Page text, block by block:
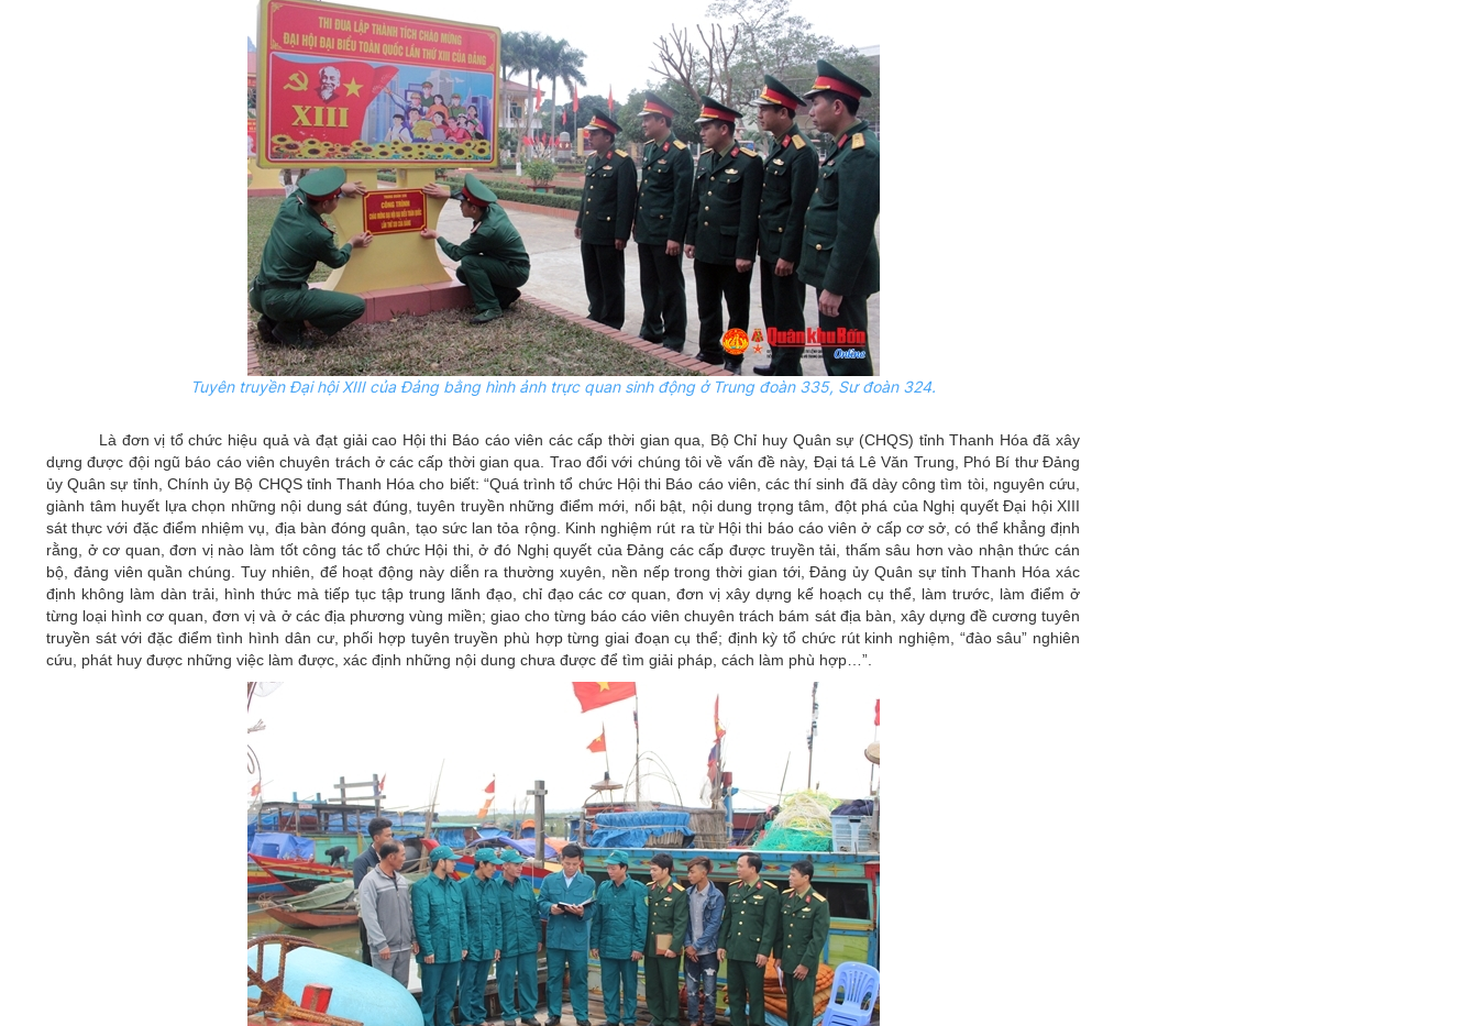
Tuyên truyền Đại hội XIII của Đảng bằng hình ảnh trực quan sinh động ở Trung đoàn 335, Sư đoàn 324.
Là đơn vị tổ chức hiệu quả và đạt giải cao Hội thi Báo cáo viên các cấp thời gian qua, Bộ Chỉ huy Quân sự (CHQS) tỉnh Thanh Hóa đã xây
dựng được đội ngũ báo cáo viên chuyên trách ở các cấp thời gian qua. Trao đổi với chúng tôi về vấn đề này, Đại tá Lê Văn Trung, Phó Bí thư Đảng
ủy Quân sự tỉnh, Chính ủy Bộ CHQS tỉnh Thanh Hóa cho biết: “Quá trình tổ chức Hội thi Báo cáo viên, các thí sinh đã dày công tìm tòi, nguyên cứu,
giành tâm huyết lựa chọn những nội dung sát đúng, tuyên truyền những điểm mới, nổi bật, nội dung trọng tâm, đột phá của Nghị quyết Đại hội XIII
sát thực với đặc điểm nhiệm vụ, địa bàn đóng quân, tạo sức lan tỏa rộng. Kinh nghiệm rút ra từ Hội thi báo cáo viên ở cấp cơ sở, có thể khẳng định
rằng, ở cơ quan, đơn vị nào làm tốt công tác tổ chức Hội thi, ở đó Nghị quyết của Đảng các cấp được truyền tải, thấm sâu hơn vào nhận thức cán
bộ, đảng viên quần chúng. Tuy nhiên, để hoạt động này diễn ra thường xuyên, nền nếp trong thời gian tới, Đảng ủy Quân sự tỉnh Thanh Hóa xác
định không làm dàn trải, hình thức mà tiếp tục tập trung lãnh đạo, chỉ đạo các cơ quan, đơn vị xây dựng kế hoạch cụ thể, làm trước, làm điểm ở
từng loại hình cơ quan, đơn vị và ở các địa phương vùng miền; giao cho từng báo cáo viên chuyên trách bám sát địa bàn, xây dựng đề cương tuyên
truyền sát với đặc điểm tình hình dân cư, phối hợp tuyên truyền phù hợp từng giai đoạn cụ thể; định kỳ tổ chức rút kinh nghiệm, “đào sâu” nghiên
cứu, phát huy được những việc làm được, xác định những nội dung chưa được để tìm giải pháp, cách làm phù hợp…”.